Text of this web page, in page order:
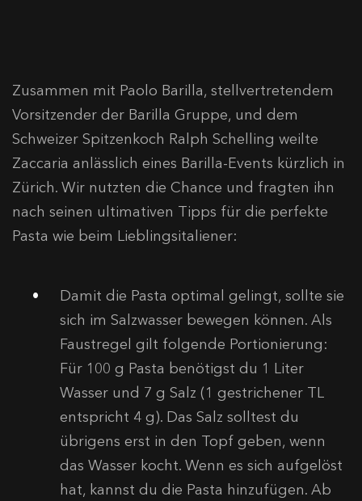
Zusammen mit Paolo Barilla, stellvertretendem
Vorsitzender der Barilla Gruppe, und dem
Schweizer Spitzenkoch Ralph Schelling weilte
Zaccaria anlässlich eines Barilla-Events kürzlich in
Zürich. Wir nutzten die Chance und fragten ihn
nach seinen ultimativen Tipps für die perfekte
Pasta wie beim Lieblingsitaliener:
Damit die Pasta optimal gelingt, sollte sie
sich im Salzwasser bewegen können. Als
Faustregel gilt folgende Portionierung:
Für 100 g Pasta benötigst du 1 Liter
Wasser und 7 g Salz (1 gestrichener TL
entspricht 4 g). Das Salz solltest du
übrigens erst in den Topf geben, wenn
das Wasser kocht. Wenn es sich aufgelöst
hat, kannst du die Pasta hinzufügen. Ab